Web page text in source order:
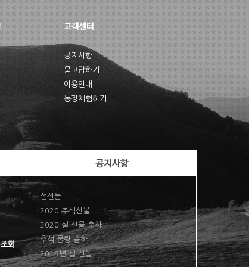
공지사항
묻고답하기
이용안내
농장체험하기
·설선물
· 2020 추석선물
· 2020 설 선물 출하
·추석 물량 츌하
·2019년 설 선물